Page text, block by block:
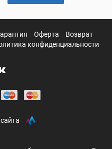
Оферта
Возврат
конфиденциальности